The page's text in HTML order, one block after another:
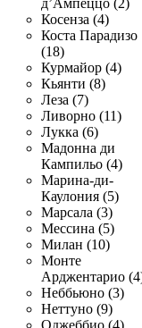
д’Ампеццо (2)
Косенза (4)
Коста Парадизо
(18)
Курмайор (4)
Кьянти (8)
Леза (7)
Ливорно (11)
Лукка (6)
Мадонна ди
Кампильо (4)
Марина-ди-
Каулония (5)
Марсала (3)
Мессина (5)
Милан (10)
Монте
Арджентарио
Неббьюно (3)
Неттуно (9)
Оджеббио (4)